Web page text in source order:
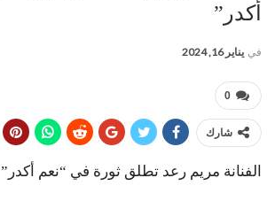
أكدر”
في يناير 16, 2024
0
شارك
الفنانة مريم رعد تطلق ثورة في “نعم أكدر”